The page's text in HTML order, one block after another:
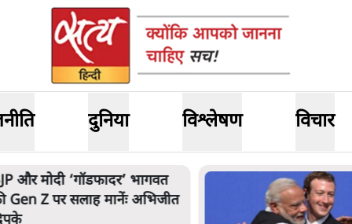
दुनिया विश्लेषण विचार
ज़करबर्ग का माफीनामाः ये बहुत
की बात है